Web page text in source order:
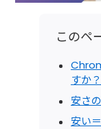
このペ
すか？
安さ
安い